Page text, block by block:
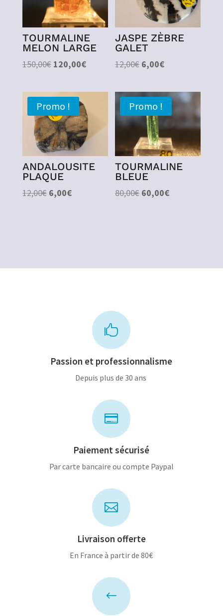
TOURMALINE
MELON LARGE
150,00€ Le
initial
était :
150,00€.
120,00€Le
actuel
120,00€.
JASPE ZÈBRE
GALET
12,00€ Le
initial
était :
12,00€.
6,00€Le
actuel
est :
6,00€.
Promo !
ANDALOUSITE
PLAQUE
12,00€ Le
6,00€Le
Promo !
TOURMALINE
BLEUE
80,00€ Le
60,00€Le

Passion et professionnalisme
Depuis plus de 30 ans

Paiement sécurisé
Par carte bancaire ou compte Paypal

Livraison offerte
En France à partir de 80€
#